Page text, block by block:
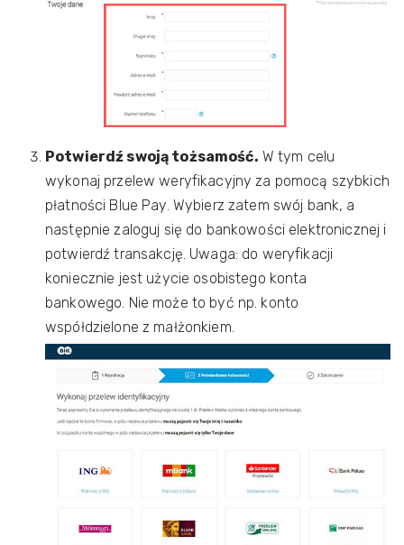
Potwierdź swoją tożsamość. W tym celu
wykonaj przelew weryfikacyjny za pomocą szybkich
płatności Blue Pay. Wybierz zatem swój bank, a
następnie zaloguj się do bankowości elektronicznej i
potwierdź transakcję. Uwaga: do weryfikacji
koniecznie jest użycie osobistego konta
bankowego. Nie może to być np. konto
współdzielone z małżonkiem.